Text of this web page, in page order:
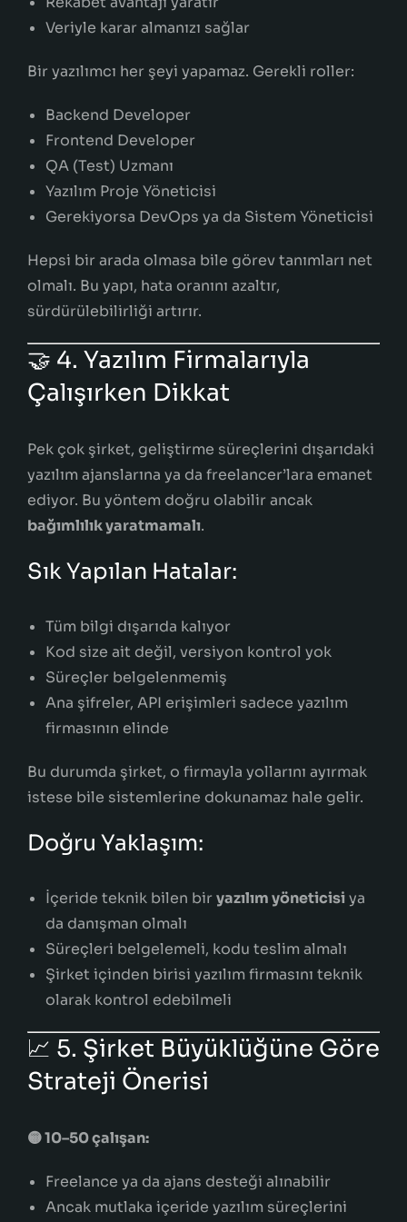
Veriyle karar almanızı sağlar
Bir yazılımcı her şeyi yapamaz. Gerekli roller:
Backend Developer
Frontend Developer
QA (Test) Uzmanı
Yazılım Proje Yöneticisi
Gerekiyorsa DevOps ya da Sistem Yöneticisi
Hepsi bir arada olmasa bile görev tanımları net
olmalı. Bu yapı, hata oranını azaltır,
sürdürülebilirliği artırır.
🤝 4. Yazılım Firmalarıyla
Çalışırken Dikkat
Pek çok şirket, geliştirme süreçlerini dışarıdaki
yazılım ajanslarına ya da freelancer’lara emanet
ediyor. Bu yöntem doğru olabilir ancak
bağımlılık yaratmamalı.
Sık Yapılan Hatalar:
Tüm bilgi dışarıda kalıyor
Kod size ait değil, versiyon kontrol yok
Süreçler belgelenmemiş
Ana şifreler, API erişimleri sadece yazılım
firmasının elinde
Bu durumda şirket, o firmayla yollarını ayırmak
istese bile sistemlerine dokunamaz hale gelir.
Doğru Yaklaşım:
İçeride teknik bilen bir yazılım yöneticisiya
da danışman olmalı
Süreçleri belgelemeli, kodu teslim almalı
Şirket içinden birisi yazılım firmasını teknik
olarak kontrol edebilmeli
📈 5. Şirket Büyüklüğüne Göre
Strateji Önerisi
🟡 10–50 çalışan:
Freelance ya da ajans desteği alınabilir
Ancak mutlaka içeride yazılım süreçlerini